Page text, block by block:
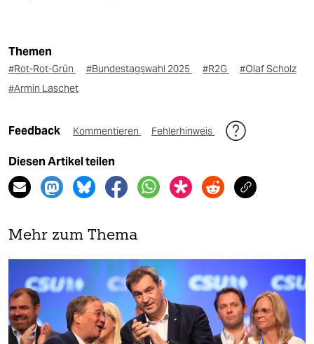
Themen
#Rot-Rot-Grün #Bundestagswahl 2025 #R2G
#Olaf Scholz
#Armin Laschet
Feedback Kommentieren Fehlerhinweis
Diesen Artikel teilen
Mehr zum Thema